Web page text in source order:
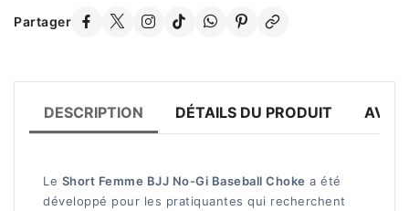
Partager
DESCRIPTION DÉTAILS DU PRODUIT AVIS
Le Short Femme BJJ No-Gi Baseball Choke a été
développé pour les pratiquantes qui recherchent